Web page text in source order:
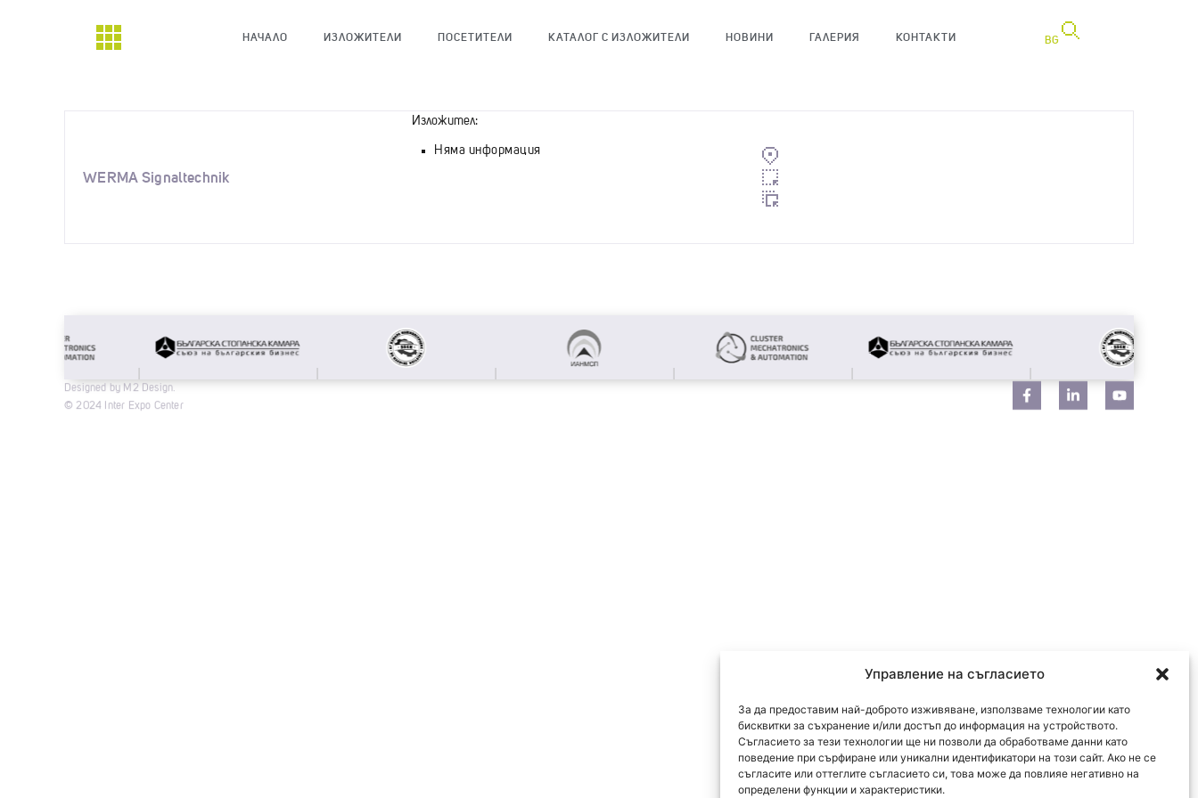
Управление на съгласието
За да предоставим най-доброто изживяване, използваме технологии като
бисквитки за съхранение и/или достъп до информация на устройството.
Съгласието за тези технологии ще ни позволи да обработваме данни като
поведение при сърфиране или уникални идентификатори на този сайт. Ако не се
съгласите или оттеглите съгласието си, това може да повлияе негативно на
определени функции и характеристики.
НАЧАЛО ИЗЛОЖИТЕЛИ ПОСЕТИТЕЛИ КАТАЛОГ С ИЗЛОЖИТЕЛИ НОВИНИ ГАЛЕРИЯ КОНТАКТИ BG
WERMA Signaltechnik
Изложител:
Няма информация
Designed by M2 Design.
© 2024 Inter Expo Center